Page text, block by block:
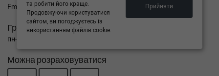
Email. autokitparts@yahoo.com
Графік роботи
пн-пт з 9:00 до 17:00, сб - вихідний, нд - вихідний
Можна розраховуватися
та робити його краще.
Продовжуючи користуватися
сайтом, ви погоджуєтесь із
використанням файлів cookie.
Прийняти